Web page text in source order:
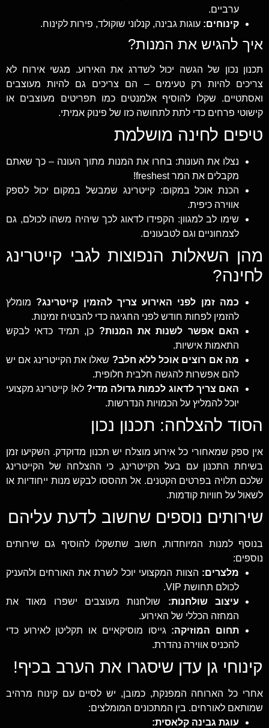
ערביים.
קינוחים: עוגות גבינה, קנלוני שוקולד, פירות לקינוח.
איך להגיש את המנות?
תכנון נכון של הגשה יכול לשדרג את האירוע. מגשי אירוח לא
צריכים להיות רק טעימים – הם צריכים גם להיות מעוצבים
ואסתטיים. שקלו להוסיף אלמנטים כמו תפריטים מעוצבים או
קישוטי פרחים כדי לתת לתחושה כזו של פינוק אמיתי.
טיפים לחינה מושלמת
נצלו את העונות: בחרו את המנות מתוך העונה – כך שאתם
מקבלים את המר freshest!
הכנת אוכל במקום: קייטרינג שמבשל במקום יכול לספק
אווירה כיפית.
שימו לב למגוון: הקפידו לדאוג לכך שיהיה משהו לכולם, גם
לצמחוניים וגם לטבעונים.
מהן השאלות הנפוצות לגבי קייטרינג
לחינה?
כמה זמן לפני האירוע צריך להזמין קייטרינג?מומלץ
להזמין לפחות חודש לפני החגיגה כדי להבטיח זמינות.
האם אפשר לשנות את המנות? כן, תמיד כדאי לבקש
התאמות אישיות.
מה אם רוצים אוכל ללא חלב? שאלו את הקייטרינג אם יש
להם אפשרות להגשה חלבית חלופית.
האם צריך לדאוג לכמות גדולה מדי? לא! קייטרינג מקצועי
יוכל להמליץ על הכמויות הנדרשות.
הסוד להצלחה: תכנון נכון
אין ספק שמאחורי כל אירוע מוצלח יש תכנון מדוקדק. השקיעו זמן
בשיחת התכנון עם בעל הקייטרינג, כי ההצלחה של הקייטרינג
שלכם תלויה בפרטים הקטנים. אל תהססו לבקש מנות ייחודיות או
לשאול על חוויות קודמות.
שירותים נוספים שחשוב לדעת עליהם
בנוסף למנות המיוחדות, חשוב שתשקלו להוסיף גם שירותים
נוספים:
מלצרים: הצוות המקצועי יוכל לשרת את האורחים ולהעניק
לכולם תחושת VIP.
עיצוב שולחנות: שולחנות מעוצבים ישפרו מאוד את
המחזה הכללי של האירוע.
תחום המוזיקה: גייסו מוסיקאיים או תקליטן לאירוע כדי
להכניס אווירה נהדרת.
קינוחי גן עדן שיסגרו את הערב בכיף!
אחרי כל הארוחה המפנקת, כמובן, יש לסיים עם קינוח מרהיב
שמותאם לאורחים. בין המתכונים המומלצים:
עוגת גבינה קלאסית: